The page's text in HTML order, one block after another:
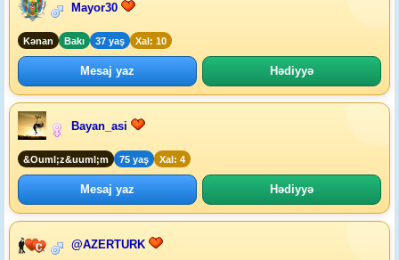
Mayor30
Kənan Bakı 37 yaş Xal: 10
Mesaj yaz Hədiyyə
Bayan_asi
&Ouml;z&uuml;m 75 yaş Xal: 4
Mesaj yaz Hədiyyə
@AZERTURK